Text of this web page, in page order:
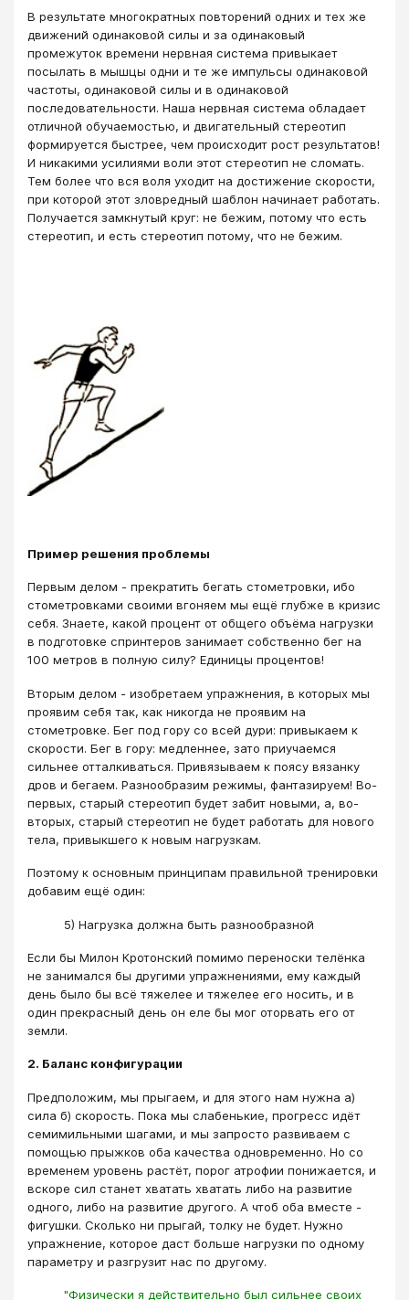
В результате многократных повторений одних и тех же
движений одинаковой силы и за одинаковый
промежуток времени нервная система привыкает
посылать в мышцы одни и те же импульсы одинаковой
частоты, одинаковой силы и в одинаковой
последовательности. Наша нервная система обладает
отличной обучаемостью, и двигательный стереотип
формируется быстрее, чем происходит рост результатов!
И никакими усилиями воли этот стереотип не сломать.
Тем более что вся воля уходит на достижение скорости,
при которой этот зловредный шаблон начинает работать.
Получается замкнутый круг: не бежим, потому что есть
стереотип, и есть стереотип потому, что не бежим.
Пример решения проблемы
Первым делом - прекратить бегать стометровки, ибо
стометровками своими вгоняем мы ещё глубже в кризис
себя. Знаете, какой процент от общего объёма нагрузки
в подготовке спринтеров занимает собственно бег на
100 метров в полную силу? Единицы процентов!
Вторым делом - изобретаем упражнения, в которых мы
проявим себя так, как никогда не проявим на
стометровке. Бег под гору со всей дури: привыкаем к
скорости. Бег в гору: медленнее, зато приучаемся
сильнее отталкиваться. Привязываем к поясу вязанку
дров и бегаем. Разнообразим режимы, фантазируем! Во-
первых, старый стереотип будет забит новыми, а, во-
вторых, старый стереотип не будет работать для нового
тела, привыкшего к новым нагрузкам.
Поэтому к основным принципам правильной тренировки
добавим ещё один:
5) Нагрузка должна быть разнообразной
Если бы Милон Кротонский помимо переноски телёнка
не занимался бы другими упражнениями, ему каждый
день было бы всё тяжелее и тяжелее его носить, и в
один прекрасный день он еле бы мог оторвать его от
земли.
2. Баланс конфигурации
Предположим, мы прыгаем, и для этого нам нужна а)
сила б) скорость. Пока мы слабенькие, прогресс идёт
семимильными шагами, и мы запросто развиваем с
помощью прыжков оба качества одновременно. Но со
временем уровень растёт, порог атрофии понижается, и
вскоре сил станет хватать хватать либо на развитие
одного, либо на развитие другого. А чтоб оба вместе -
фигушки. Сколько ни прыгай, толку не будет. Нужно
упражнение, которое даст больше нагрузки по одному
параметру и разгрузит нас по другому.
"Физически я действительно был сильнее своих